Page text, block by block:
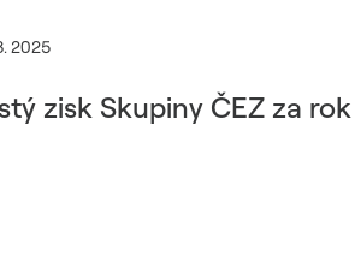
2025
zisk Skupiny ČEZ za